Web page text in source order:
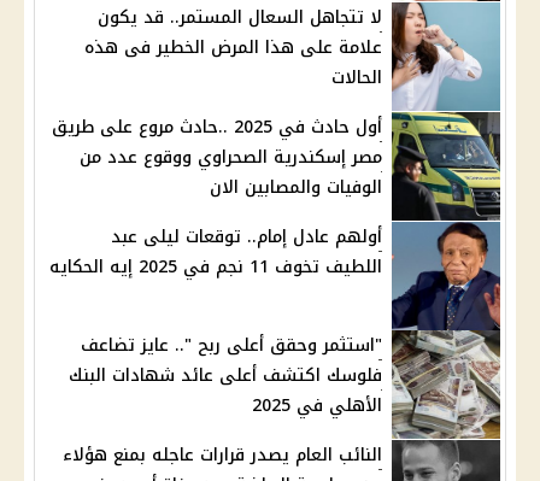
لا تتجاهل السعال المستمر.. قد يكون
علامة على هذا المرض الخطير فى هذه
الحالات
أول حادث في 2025 ..حادث مروع على طريق
مصر إسكندرية الصحراوي ووقوع عدد من
الوفيات والمصابين الان
أولهم عادل إمام.. توقعات ليلى عبد
اللطيف تخوف 11 نجم في 2025 إيه الحكايه
"استثمر وحقق أعلى ربح ".. عايز تضاعف
فلوسك اكتشف أعلى عائد شهادات البنك
الأهلي في 2025
النائب العام يصدر قرارات عاجله بمنع هؤلاء